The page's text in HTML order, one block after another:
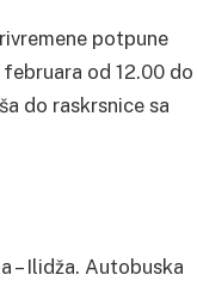
potpune
od 12.00 do
do raskrsnice sa
– Ilidža. Autobuska